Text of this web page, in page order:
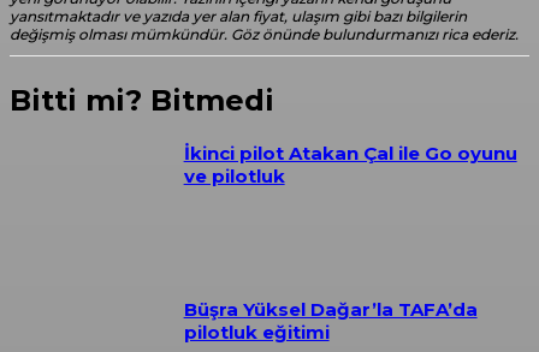
yansıtmaktadır ve yazıda yer alan fiyat, ulaşım gibi bazı bilgilerin
değişmiş olması mümkündür. Göz önünde bulundurmanızı rica ederiz.
Bitti mi? Bitmedi
İkinci pilot Atakan Çal ile Go oyunu
ve pilotluk
Büşra Yüksel Dağar’la TAFA’da
pilotluk eğitimi